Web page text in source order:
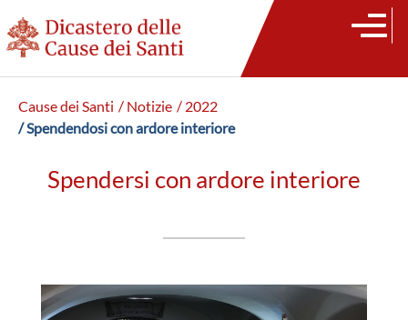
Cause dei Santi / Notizie / 2022
/ Spendendosi con ardore interiore
Spendersi con ardore interiore